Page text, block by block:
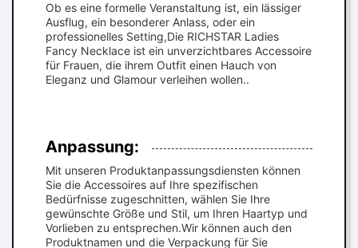
Ob es eine formelle Veranstaltung ist, ein lässiger
Ausflug, ein besonderer Anlass, oder ein
professionelles Setting,Die RICHSTAR Ladies
Fancy Necklace ist ein unverzichtbares Accessoire
für Frauen, die ihrem Outfit einen Hauch von
Eleganz und Glamour verleihen wollen..
Anpassung:
Mit unseren Produktanpassungsdiensten können
Sie die Accessoires auf Ihre spezifischen
Bedürfnisse zugeschnitten, wählen Sie Ihre
gewünschte Größe und Stil, um Ihren Haartyp und
Vorlieben zu entsprechen.Wir können auch den
Produktnamen und die Verpackung für Sie